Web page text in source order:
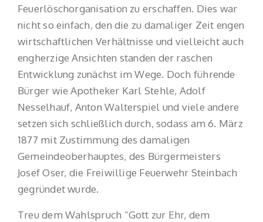
Feuerlöschorganisation zu erschaffen. Dies war
nicht so einfach, den die zu damaliger Zeit engen
wirtschaftlichen Verhältnisse und vielleicht auch
engherzige Ansichten standen der raschen
Entwicklung zunächst im Wege. Doch führende
Bürger wie Apotheker Karl Stehle, Adolf
Nesselhauf, Anton Walterspiel und viele andere
setzen sich schließlich durch, sodass am 6. März
1877 mit Zustimmung des damaligen
Gemeindeoberhauptes, des Bürgermeisters
Josef Oser, die Freiwillige Feuerwehr Steinbach
gegründet wurde.
Treu dem Wahlspruch “Gott zur Ehr, dem